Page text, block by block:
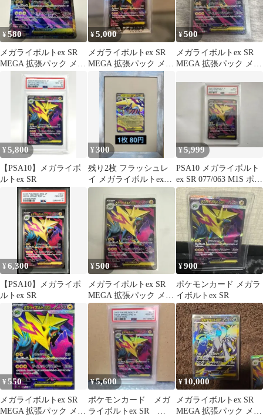
¥580
メガライボルトex SR
MEGA 拡張パック メガ
シンフォニア 077/063
¥5,000
メガライボルトex SR
MEGA 拡張パック メガ
シンフォニア PSA10
¥500
メガライボルトex SR
MEGA 拡張パック メガ
¥5,800
【PSA10】メガライボ
ルトex SR
¥300
残り2枚 フラッシュレ
イ メガライボルトex
RR
¥5,999
PSA10 メガライボルト
ex SR 077/063 M1S ポケ
モンカード
¥6,300
【PSA10】メガライボ
ルトex SR
¥500
メガライボルトex SR
MEGA 拡張パック メガ
シンフォニア キラ
¥900
ポケモンカード メガラ
イボルトex SR
¥550
メガライボルトex SR
MEGA 拡張パック メガ
¥5,600
ポケモンカード メガ
ライボルトex SR
¥ 10,000
メガライボルトex SR
MEGA 拡張パック メガ